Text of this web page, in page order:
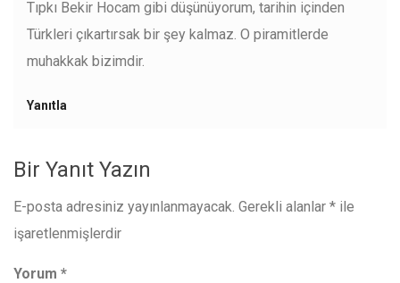
Tıpkı Bekir Hocam gibi düşünüyorum, tarihin içinden
Türkleri çıkartırsak bir şey kalmaz. O piramitlerde
muhakkak bizimdir.
Yanıtla
Bir Yanıt Yazın
E-posta adresiniz yayınlanmayacak. Gerekli alanlar * ile
işaretlenmişlerdir
Yorum *